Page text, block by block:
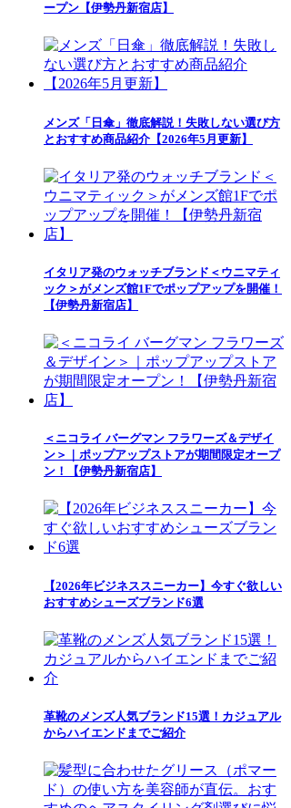
ープン【伊勢丹新宿店】
メンズ「日傘」徹底解説！失敗しない選び方
とおすすめ商品紹介【2026年5月更新】
イタリア発のウォッチブランド＜ウニマティ
ック＞がメンズ館1Fでポップアップを開催！
【伊勢丹新宿店】
＜ニコライ バーグマン フラワーズ＆デザイ
ン＞｜ポップアップストアが期間限定オープ
ン！【伊勢丹新宿店】
【2026年ビジネススニーカー】今すぐ欲しい
おすすめシューズブランド6選
革靴のメンズ人気ブランド15選！カジュアル
からハイエンドまでご紹介